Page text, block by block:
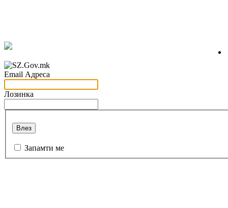
Email Адреса
Лозинка
Влез
Запамти ме